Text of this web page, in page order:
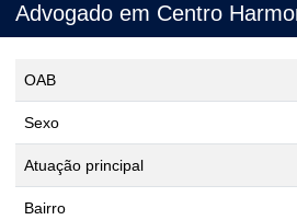
Advogado em Centro
OAB
Sexo
Atuação principal
Bairro